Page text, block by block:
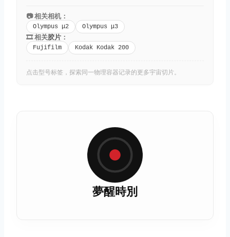
📷 相关相机：
Olympus μ2 Olympus μ3
🎞️ 相关胶片 ：
Fujifilm Kodak Kodak 200
点击型号标签，探索同一物理容器记录的更多宇宙切片。
夢醒時別